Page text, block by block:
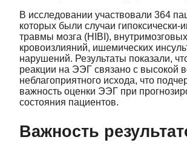
В исследовании участвовали 364
которых были случаи гипоксически-
травмы мозга (HIBI), внутримозговых
кровоизлияний, ишемических
нарушений. Результаты показали,
реакции на ЭЭГ связано с высокой
неблагоприятного исхода, что
важность оценки ЭЭГ при
состояния пациентов.
Важность